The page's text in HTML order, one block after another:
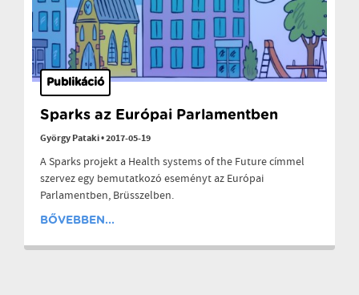
Publikáció
Sparks az Európai Parlamentben
György Pataki•2017-05-19
A Sparks projekt a Health systems of the Future címmel
szervez egy bemutatkozó eseményt az Európai
Parlamentben, Brüsszelben.
BŐVEBBEN...